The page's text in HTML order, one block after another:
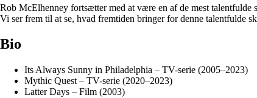
Rob McElhenney fortsætter med at være en af ​​de mest
Vi ser frem til at se, hvad fremtiden bringer for denne talentfulde
Bio
Its Always Sunny in Philadelphia – TV-serie (2005–2023)
Mythic Quest – TV-serie (2020–2023)
Latter Days – Film (2003)